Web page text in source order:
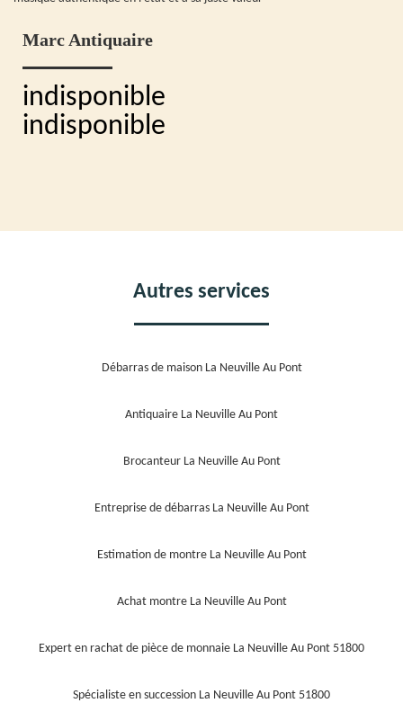
Marc Antiquaire
indisponible
indisponible
Autres services
Débarras de maison La Neuville Au Pont
Antiquaire La Neuville Au Pont
Brocanteur La Neuville Au Pont
Entreprise de débarras La Neuville Au Pont
Estimation de montre La Neuville Au Pont
Achat montre La Neuville Au Pont
Expert en rachat de pièce de monnaie La Neuville Au Pont 51800
Spécialiste en succession La Neuville Au Pont 51800